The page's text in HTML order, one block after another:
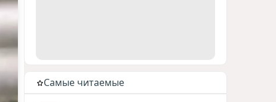
Cамые читаемые